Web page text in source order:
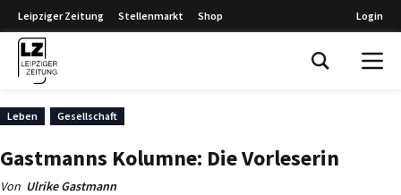
Leipziger Zeitung Stellenmarkt Shop Login
Leben Gesellschaft
Gastmanns Kolumne: Die Vorleserin
Von Ulrike Gastmann